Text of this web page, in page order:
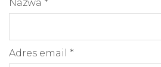
Nazwa *
Adres email *